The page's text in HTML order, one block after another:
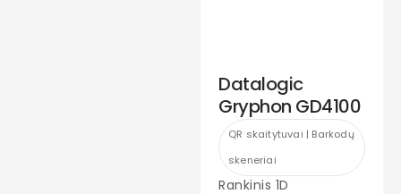
Datalogic
Gryphon GD4100
QR skaitytuvai | Barkodų
skeneriai
Rankinis 1D